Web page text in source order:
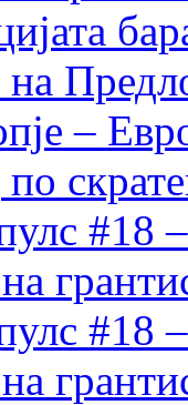
–
#18
#18